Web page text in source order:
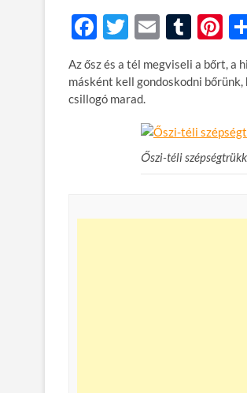
F
ac
e
b
T
w
itt
er
E
m
ail
T
u
m
r
Pi
nt
er
t
Az ősz és a tél megviseli a bőrt, a
másként kell gondoskodni
csillogó marad.
Őszi-téli